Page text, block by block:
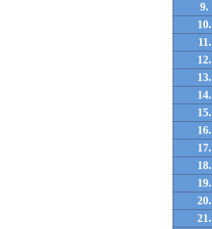
9.
10.
11.
12.
13.
14.
15.
16.
17.
18.
19.
20.
21.